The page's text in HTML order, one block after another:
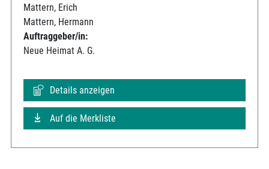
Mattern, Erich
Mattern, Hermann
Auftraggeber/in:
Neue Heimat A. G.
Details anzeigen
Auf die Merkliste